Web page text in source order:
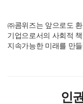
㈜콤위즈는 앞으로도
기업으로서의 사회적
지속가능한 미래를 만
인